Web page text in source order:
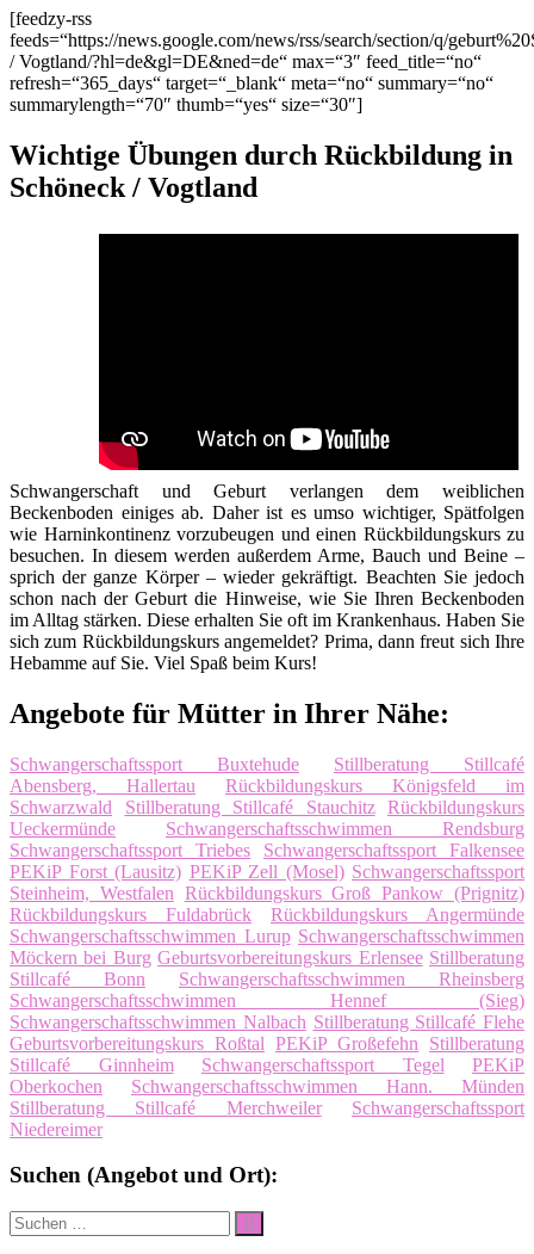
[feedzy-rss
feeds=“https://news.google.com/news/rss/search/section/q/
/ Vogtland/?hl=de&gl=DE&ned=de“ max=“3″ feed_title=“no“
refresh=“365_days“ target=“_blank“ meta=“no“ summary=“no“
summarylength=“70″ thumb=“yes“ size=“30″]
Wichtige Übungen durch Rückbildung in
Schöneck / Vogtland
Schwangerschaft und Geburt verlangen dem weiblichen
Beckenboden einiges ab. Daher ist es umso wichtiger, Spätfolgen
wie Harninkontinenz vorzubeugen und einen Rückbildungskurs zu
besuchen. In diesem werden außerdem Arme, Bauch und Beine –
sprich der ganze Körper – wieder gekräftigt. Beachten Sie jedoch
schon nach der Geburt die Hinweise, wie Sie Ihren Beckenboden
im Alltag stärken. Diese erhalten Sie oft im Krankenhaus. Haben Sie
sich zum Rückbildungskurs angemeldet? Prima, dann freut sich Ihre
Hebamme auf Sie. Viel Spaß beim Kurs!
Angebote für Mütter in Ihrer Nähe:
Schwangerschaftssport Buxtehude
Stillberatung Stillcafé
Abensberg, Hallertau
Rückbildungskurs Königsfeld im
Schwarzwald
Stillberatung Stillcafé Stauchitz
Rückbildungskurs
Ueckermünde
Schwangerschaftsschwimmen Rendsburg
Schwangerschaftssport Triebes
Schwangerschaftssport Falkensee
PEKiP Forst (Lausitz) PEKiP Zell (Mosel) Schwangerschaftssport
Steinheim, Westfalen Rückbildungskurs Groß Pankow (Prignitz)
Rückbildungskurs Fuldabrück
Rückbildungskurs Angermünde
Schwangerschaftsschwimmen Lurup Schwangerschaftsschwimmen
Möckern bei Burg Geburtsvorbereitungskurs Erlensee Stillberatung
Stillcafé Bonn
Schwangerschaftsschwimmen Rheinsberg
Schwangerschaftsschwimmen Hennef (Sieg)
Schwangerschaftsschwimmen Nalbach Stillberatung Stillcafé Flehe
Geburtsvorbereitungskurs Roßtal PEKiP Großefehn
Stillberatung
Stillcafé Ginnheim
Schwangerschaftssport Tegel
PEKiP
Oberkochen
Schwangerschaftsschwimmen Hann. Münden
Stillberatung Stillcafé Merchweiler
Schwangerschaftssport
Niedereimer
Suchen (Angebot und Ort):
Suche
nach:
Suchen